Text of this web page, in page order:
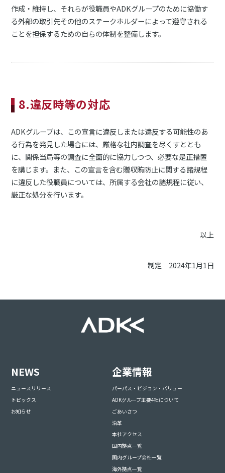
作成・維持し、それらが役職員やADKグループのために協働す
る外部の取引先その他のステークホルダーによって遵守される
ことを担保するための自らの体制を整備します。
8.違反時等の対応
ADKグループは、この宣言に違反しまたは違反する可能性のあ
る行為を発見した場合には、厳格な社内調査を尽くすととも
に、関係当局等の調査に全面的に協力しつつ、必要な是正措置
を講じます。また、この宣言を含む贈収賄防止に関する諸規程
に違反した役職員については、所属する会社の諸規程に従い、
厳正な処分を行います。
以上
制定 2024年1月1日
NEWS
ニュースリリース
トピックス
お知らせ
企業情報
パーパス・ビジョン・バリュー
ADKグループ主要4社について
ごあいさつ
沿革
本社アクセス
国内拠点一覧
国内グループ会社一覧
海外拠点一覧